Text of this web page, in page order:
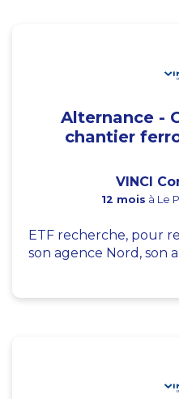
Alternance -
chantier
VINCI
12 mois à Le
ETF recherche, pour
son agence Nord, son